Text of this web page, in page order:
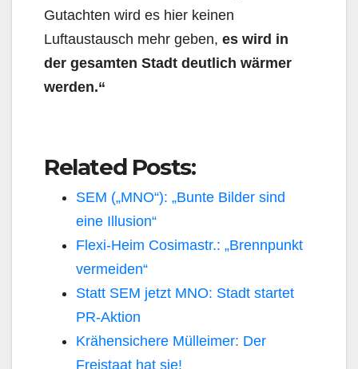
Gutachten wird es hier keinen
Luftaustausch mehr geben, es wird in
der gesamten Stadt deutlich wärmer
werden.“
Related Posts:
SEM („MNO“): „Bunte Bilder sind
eine Illusion“
Flexi-Heim Cosimastr.: „Brennpunkt
vermeiden“
Statt SEM jetzt MNO: Stadt startet
PR-Aktion
Krähensichere Mülleimer: Der
Freistaat hat sie!